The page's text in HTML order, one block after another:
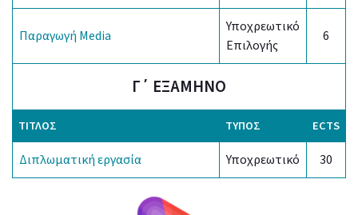
Παραγωγή Media
Υποχρεωτικό
Επιλογής
6
Γ΄ ΕΞΑΜΗΝΟ
ΤΊΤΛΟΣ ΤΎΠΟΣ ECTS
Διπλωματική εργασία Υποχρεωτικό 30